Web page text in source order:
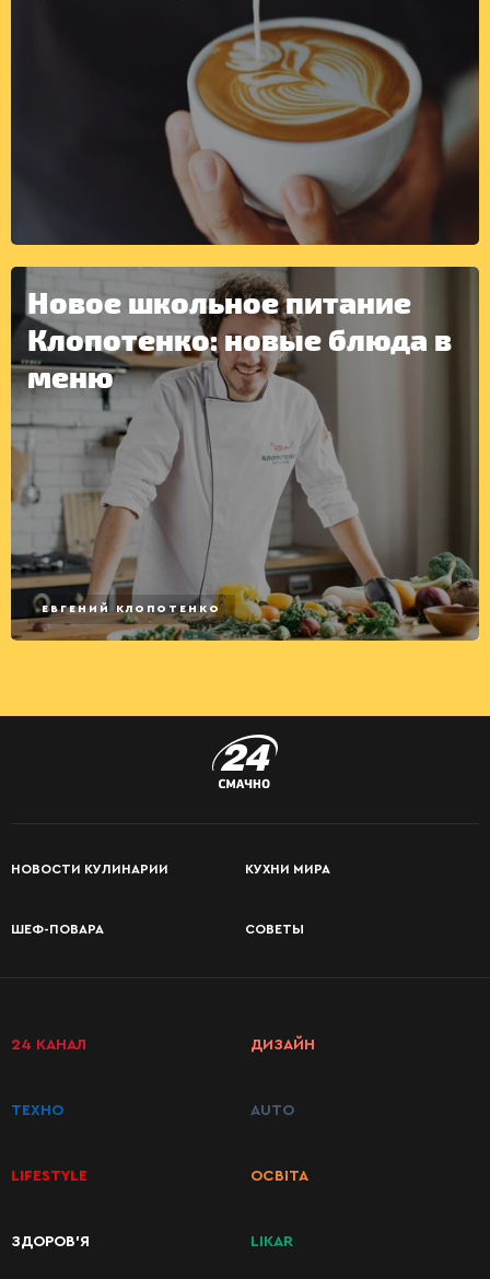
Новое школьное питание
Клопотенко: новые блюда в
меню
ЕВГЕНИЙ КЛОПОТЕНКО
НОВОСТИ КУЛИНАРИИ КУХНИ МИРА
ШЕФ-ПОВАРА СОВЕТЫ
24 КАНАЛ
ТЕХНО
LIFESTYLE
ЗДОРОВ’Я
ДИЗАЙН
AUTO
ОСВІТА
LIKAR